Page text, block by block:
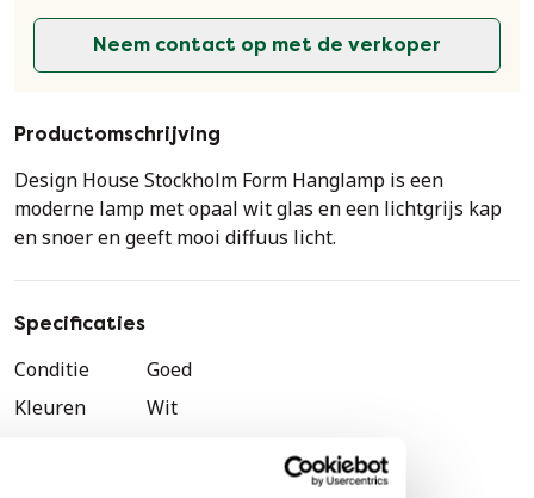
Neem contact op met de verkoper
Productomschrijving
Design House Stockholm Form Hanglamp is een
moderne lamp met opaal wit glas en een lichtgrijs kap
en snoer en geeft mooi diffuus licht.
Specificaties
Conditie
Goed
Kleuren
Wit
Design House Stockholm